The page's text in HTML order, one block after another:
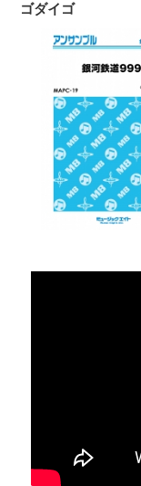
ゴダイゴ